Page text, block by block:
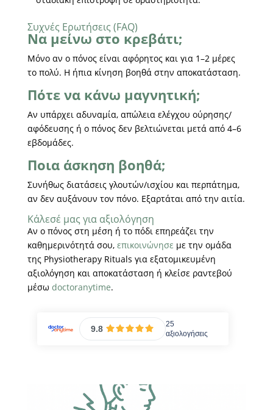
Συχνές Ερωτήσεις (FAQ)
Να μείνω στο κρεβάτι;
Μόνο αν ο πόνος είναι αφόρητος και για 1–2 μέρες
το πολύ. Η ήπια κίνηση βοηθά στην αποκατάσταση.
Πότε να κάνω μαγνητική;
Αν υπάρχει αδυναμία, απώλεια ελέγχου ούρησης/
αφόδευσης ή ο πόνος δεν βελτιώνεται μετά από 4–6
εβδομάδες.
Ποια άσκηση βοηθά;
Συνήθως διατάσεις γλουτών/ισχίου και περπάτημα,
αν δεν αυξάνουν τον πόνο. Εξαρτάται από την αιτία.
Κάλεσέ μας για αξιολόγηση
Αν ο πόνος στη μέση ή το πόδι επηρεάζει την
καθημερινότητά σου, επικοινώνησε με την ομάδα
της Physiotherapy Rituals για εξατομικευμένη
αξιολόγηση και αποκατάσταση ή κλείσε ραντεβού
μέσω doctoranytime.